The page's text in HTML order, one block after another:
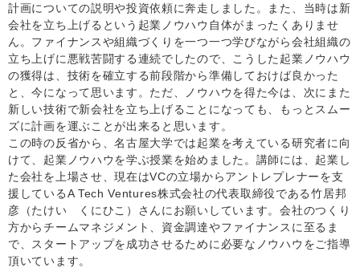
計画についての説明や投資依頼に奔走しました。また、当時は新
会社を立ち上げるという起業ノウハウ自体がまったくありませ
ん。ファイナンスや組織づくりを一つ一つ学びながら会社組織の
立ち上げに悪戦苦闘する連続でしたので、こうした起業ノウハウ
の獲得は、技術を確立する前段階から準備しておけば良かった
と、今になって思います。ただ、ノウハウを得た今は、次にまた
新しい技術で新会社を立ち上げることになっても、もっとスムー
ズに計画を運ぶことが出来ると思います。
この時の反省から、名古屋大学では起業を考えている研究者に向
けて、起業ノウハウを学ぶ授業を始めました。講師には、起業し
た会社を上場させ、現在はVCの立場からアントレプレナーを支
援しているA Tech Ventures株式会社の代表取締役である竹居邦
彦（たけい くにひこ）さんにお願いしています。会社のつくり
方からチームマネジメント、資金調達やファイナンスに至るま
で、スタートアップを成功させるために必要なノウハウをご指導
頂いています。